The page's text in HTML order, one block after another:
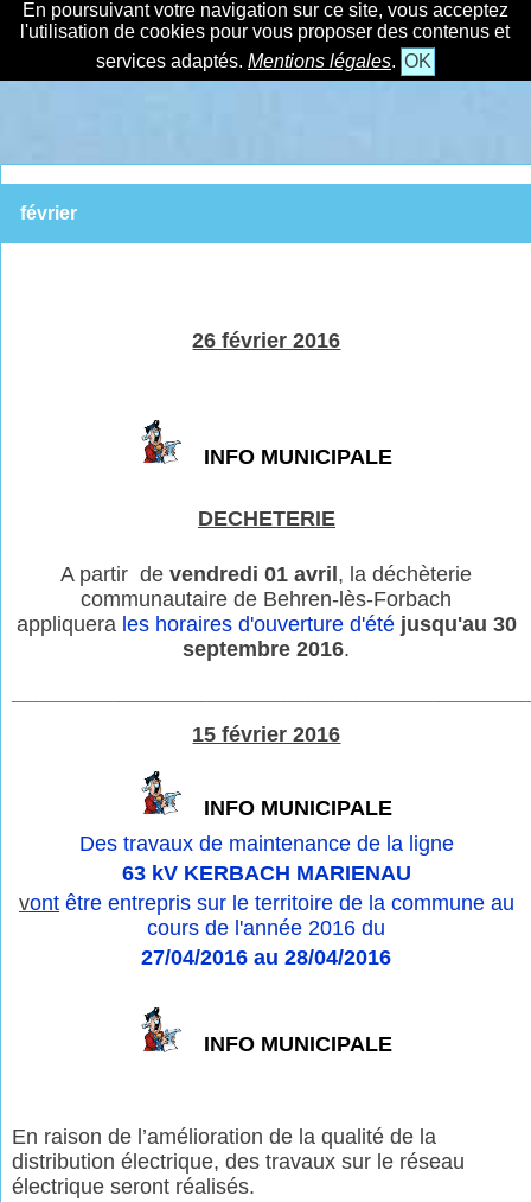
En poursuivant votre navigation sur ce site, vous acceptez
l'utilisation de cookies pour vous proposer des contenus et
services adaptés. Mentions légales. OK
février
26 février 2016
INFO MUNICIPALE
DECHETERIE
A partir devendredi 01 avril , la déchèterie
communautaire de Behren-lès-Forbach
appliquera les horaires d'ouverture d'été jusqu'au 30
septembre 2016.
15 février 2016
INFO MUNICIPALE
Des travaux de maintenance de la ligne
63 kV KERBACH MARIENAU
vont être entrepris sur le territoire de la commune au
cours de l'année 2016 du
27/04/2016 au 28/04/2016
INFO MUNICIPALE
En raison de l’amélioration de la qualité de la
distribution électrique, des travaux sur le réseau
électrique seront réalisés.